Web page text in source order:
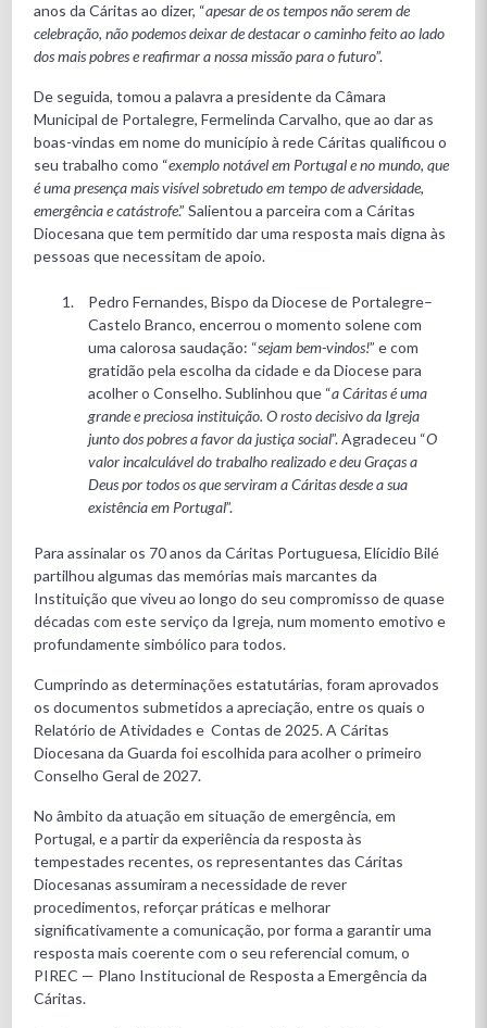
anos da Cáritas ao dizer, “apesar de os tempos não serem de
celebração, não podemos deixar de destacar o caminho feito ao lado
dos mais pobres e reafirmar a nossa missão para o futuro”.
De seguida, tomou a palavra a presidente da Câmara
Municipal de Portalegre, Fermelinda Carvalho, que ao dar as
boas-vindas em nome do município à rede Cáritas qualificou o
seu trabalho como “exemplo notável em Portugal e no mundo, que
é uma presença mais visível sobretudo em tempo de adversidade,
emergência e catástrofe.” Salientou a parceira com a Cáritas
Diocesana que tem permitido dar uma resposta mais digna às
pessoas que necessitam de apoio.
Pedro Fernandes, Bispo da Diocese de Portalegre–
Castelo Branco, encerrou o momento solene com
uma calorosa saudação: “sejam bem-vindos!” e com
gratidão pela escolha da cidade e da Diocese para
acolher o Conselho. Sublinhou que “a Cáritas é uma
grande e preciosa instituição. O rosto decisivo da Igreja
junto dos pobres a favor da justiça social”. Agradeceu “O
valor incalculável do trabalho realizado e deu Graças a
Deus por todos os que serviram a Cáritas desde a sua
existência em Portugal”.
Para assinalar os 70 anos da Cáritas Portuguesa, Elícidio Bilé
partilhou algumas das memórias mais marcantes da
Instituição que viveu ao longo do seu compromisso de quase
décadas com este serviço da Igreja, num momento emotivo e
profundamente simbólico para todos.
Cumprindo as determinações estatutárias, foram aprovados
os documentos submetidos a apreciação, entre os quais o
Relatório de Atividades e Contas de 2025. A Cáritas
Diocesana da Guarda foi escolhida para acolher o primeiro
Conselho Geral de 2027.
No âmbito da atuação em situação de emergência, em
Portugal, e a partir da experiência da resposta às
tempestades recentes, os representantes das Cáritas
Diocesanas assumiram a necessidade de rever
procedimentos, reforçar práticas e melhorar
significativamente a comunicação, por forma a garantir uma
resposta mais coerente com o seu referencial comum, o
PIREC — Plano Institucional de Resposta a Emergência da
Cáritas.